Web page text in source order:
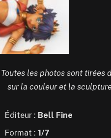
Toutes les photos sont tirées
sur la couleur et la
Éditeur : Bell Fine
Format : 1/7